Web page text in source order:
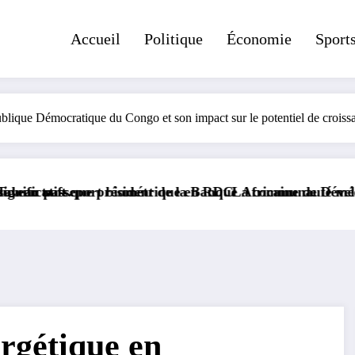
Accueil Politique Économie Sports
Démocratique du Congo et son impact sur le potentiel de
la Banque Africaine de Développement.
en RDCLa communauté médiatique congolaise en
en